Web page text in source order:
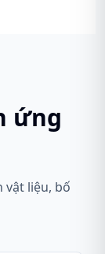
ứng
vật liệu, bố